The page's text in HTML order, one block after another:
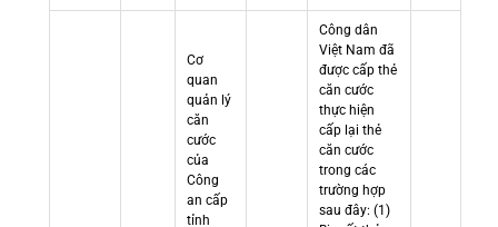
Cơ
quan
quản lý
căn
cước
của
Công
an cấp
tỉnh
Công dân
Việt Nam đã
được cấp thẻ
căn cước
thực hiện
cấp lại thẻ
căn cước
trong các
trường hợp
sau đây: (1)